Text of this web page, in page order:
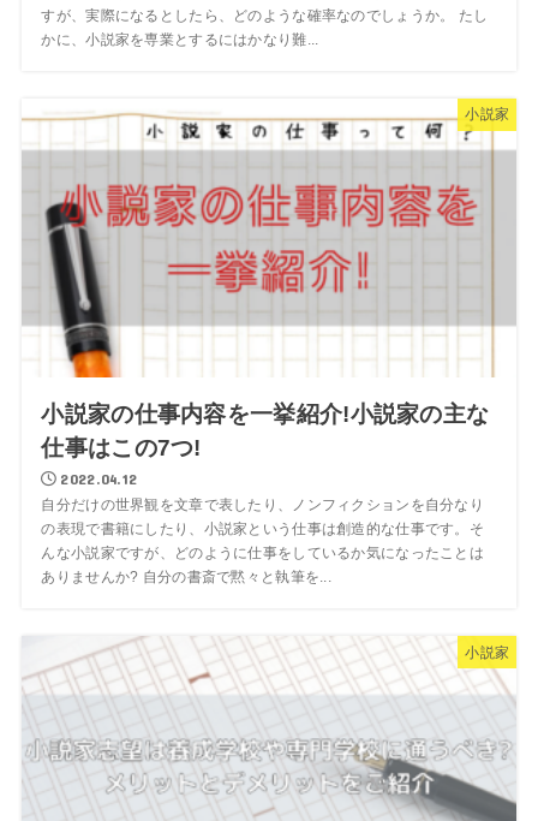
すが、実際になるとしたら、どのような確率なのでしょうか。 たし
かに、小説家を専業とするにはかなり難...
小説家
小説家の仕事内容を一挙紹介!小説家の主な
仕事はこの7つ!
2022.04.12
自分だけの世界観を文章で表したり、ノンフィクションを自分なり
の表現で書籍にしたり、小説家という仕事は創造的な仕事です。そ
んな小説家ですが、どのように仕事をしているか気になったことは
ありませんか? 自分の書斎で黙々と執筆を...
小説家